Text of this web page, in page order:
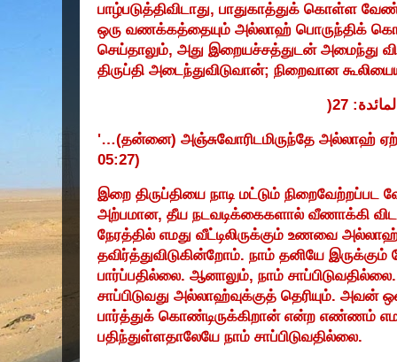
பாழ்படுத்திவிடாது, பாதுகாத்துக் கொள்ள
ஒரு வணக்கத்தையும் அல்லாஹ் பொருந்திக்
செய்தாலும், அது இறையச்சத்துடன் அமைந்து
திருப்தி அடைந்துவிடுவான்; நிறைவான
: 27(
'…(தன்னை) அஞ்சுவோரிடமிருந்தே அல்லாஹ்
05:27)
இறை திருப்தியை நாடி மட்டும்
அற்பமான, தீய நடவடிக்கைகளால் வீணாக்கி
நேரத்தில் எமது வீட்டிலிருக்கும் உணவை
தவிர்த்துவிடுகின்றோம். நாம் தனியே இருக்கும்
பார்ப்பதில்லை. ஆனாலும், நாம்
சாப்பிடுவது அல்லாஹ்வுக்குத் தெரியும். அவன்
பார்த்துக் கொண்டிருக்கிறான் என்ற எண்ணம்
பதிந்துள்ளதாலேயே நாம் சாப்பிடுவதில்லை.